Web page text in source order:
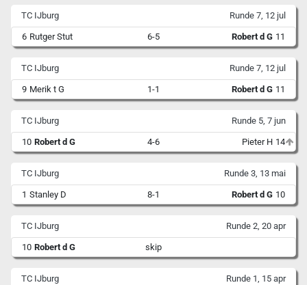
TC IJburg Runde 7, 12 jul
6 Rutger Stut 6-5 Robert d G 11
TC IJburg Runde 7, 12 jul
9 Merik t G 1-1 Robert d G 11
TC IJburg Runde 5, 7 jun
10 Robert d G 4-6 Pieter H 14
TC IJburg Runde 3, 13 mai
1 Stanley D 8-1 Robert d G 10
TC IJburg Runde 2, 20 apr
10 Robert d G skip
TC IJburg Runde 1, 15 apr